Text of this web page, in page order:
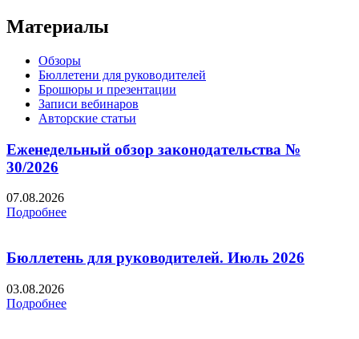
Материалы
Обзоры
Бюллетени для руководителей
Брошюры и презентации
Записи вебинаров
Авторские статьи
Еженедельный обзор законодательства №
30/2026
07.08.2026
Подробнее
Бюллетень для руководителей. Июль 2026
03.08.2026
Подробнее